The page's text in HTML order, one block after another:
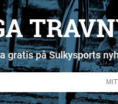
gratis på Sulkysports